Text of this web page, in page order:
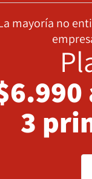
mayoría no
3